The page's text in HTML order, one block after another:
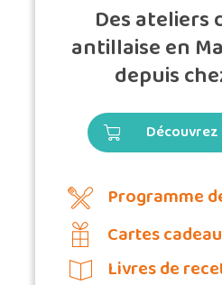
Des ateliers
antillaise en
depuis
Programme
Cartes
Livres de